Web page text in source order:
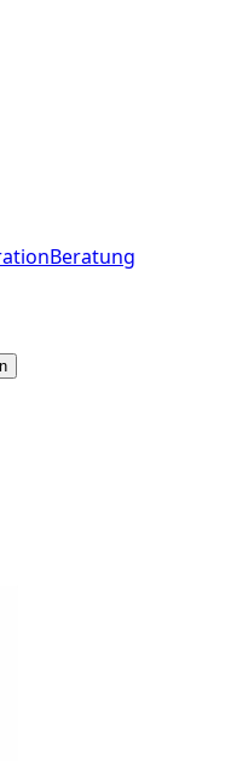
Beratung